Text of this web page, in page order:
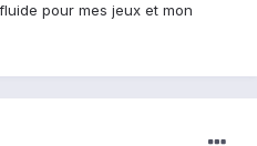
pour mes jeux et mon